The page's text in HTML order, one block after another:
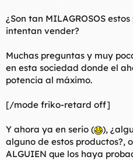
¿Son tan MILAGROSOS
intentan vender?
Muchas preguntas y muy
en esta sociedad donde el
potencia al máximo.
[/mode friko-retard off]
Y ahora ya en serio (
),
alguno de estos productos?,
ALGUIEN que los haya